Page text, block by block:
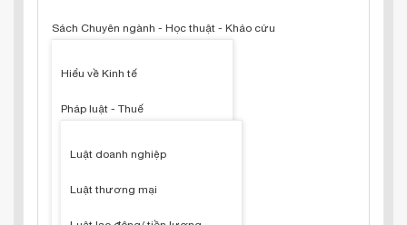
Sách Chuyên ngành - Học thuật - Khảo cứu
Hiểu về Kinh tế
Pháp luật - Thuế
Luật doanh nghiệp
Luật thương mại